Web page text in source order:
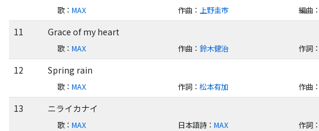
歌 ：MAX 作曲 ： 上野圭市 編曲 ：
11 Grace of my heart
歌 ：MAX 作曲 ：鈴木健治 作詞
12 Spring rain
歌 ：MAX 作詞 ：松本有加 作曲 ：
13 ニライカナイ
歌 ：MAX 日本語詩 ：MAX 作詞